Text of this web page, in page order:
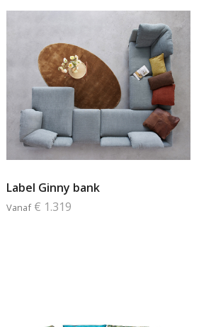
Label Ginny bank
Vanaf € 1.319